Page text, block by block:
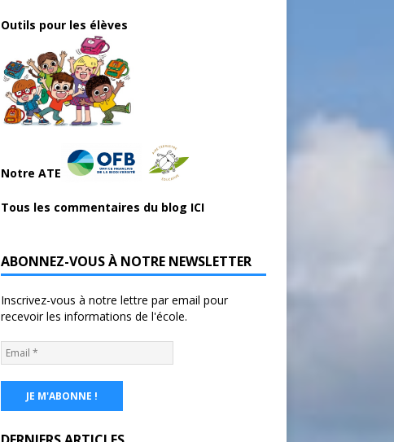
Outils pour les élèves
Notre ATE
Tous les commentaires du blog ICI
ABONNEZ-VOUS À NOTRE NEWSLETTER
Inscrivez-vous à notre lettre par email pour
recevoir les informations de l'école.